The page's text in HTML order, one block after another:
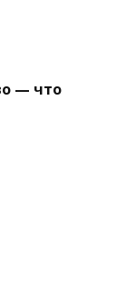
— что